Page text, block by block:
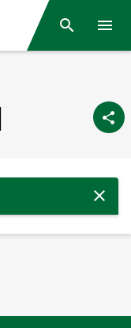
Otsing
Sulge